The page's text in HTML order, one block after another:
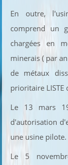
En outre,
comprend un
chargées en
minerais ( par
de métaux
prioritaire LISTE
Le 13 mars
d'autorisation
une usine pilote.
Le 5